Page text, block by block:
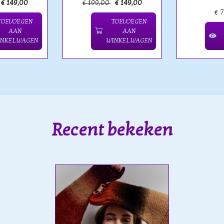
€ 149,00
AAN
€ 199,00 € 149,00
TOEVOEGEN
AAN
WINKELWAGEN
€
Recent bekeken